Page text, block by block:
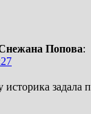
Попова:
историка